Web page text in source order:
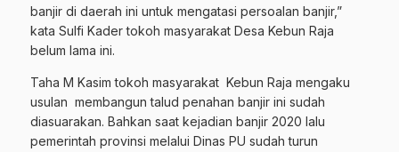
banjir di daerah ini untuk mengatasi persoalan banjir,”
kata Sulfi Kader tokoh masyarakat Desa Kebun Raja
belum lama ini.
Taha M Kasim tokoh masyarakat Kebun Raja mengaku
usulan membangun talud penahan banjir ini sudah
diasuarakan. Bahkan saat kejadian banjir 2020 lalu
pemerintah provinsi melalui Dinas PU sudah turun